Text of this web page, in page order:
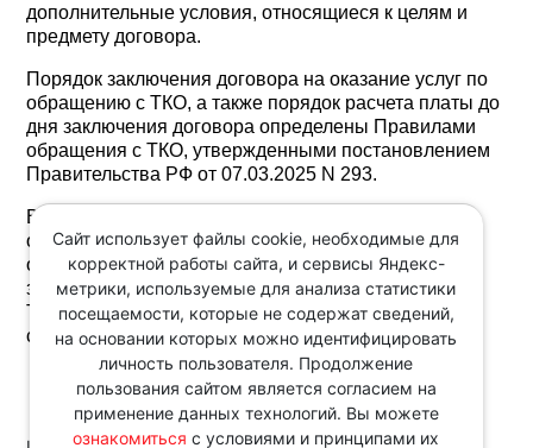
дополнительные условия, относящиеся к целям и
предмету договора.
Порядок заключения договора на оказание услуг по
обращению с ТКО, а также порядок расчета платы до
дня заключения договора определены Правилами
обращения с ТКО, утвержденными постановлением
Правительства РФ от 07.03.2025 N 293.
В части отражения региональным оператором
объемов таких отходов в статистической и иной
отчетности сообщается, что действующим
законодательством указанные отходы отнесены к
ТКО и подлежат учету региональным оператором в
составе ТКО.
Сайт использует файлы cookie, необходимые для
корректной работы сайта, и сервисы Яндекс-
метрики, используемые для анализа статистики
посещаемости, которые не содержат сведений,
на основании которых можно идентифицировать
личность пользователя. Продолжение
пользования сайтом является согласием на
применение данных технологий. Вы можете
ознакомиться с условиями и принципами их